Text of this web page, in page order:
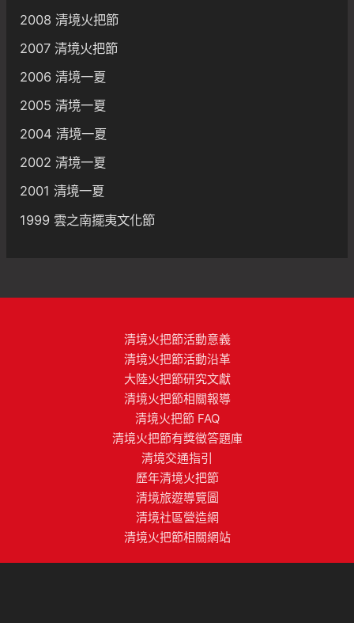
2008 清境火把節
2007 清境火把節
2006 清境一夏
2005 清境一夏
2004 清境一夏
2002 清境一夏
2001 清境一夏
1999 雲之南擺夷文化節
清境火把節活動意義
清境火把節活動沿革
大陸火把節研究文獻
清境火把節相關報導
清境火把節 FAQ
清境火把節有獎徵答題庫
清境交通指引
歷年清境火把節
清境旅遊導覽圖
清境社區營造網
清境火把節相關網站